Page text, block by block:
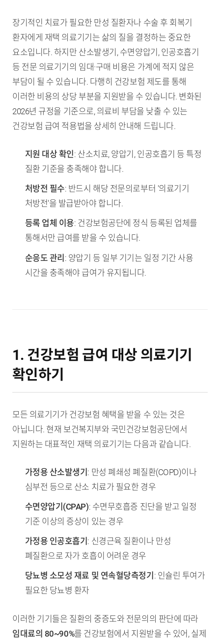
장기적인 치료가 필요한 만성 질환자나 수술 후 회복기
환자에게 재택 의료기기는 삶의 질을 결정하는 중요한
요소입니다. 하지만 산소발생기, 수면양압기, 인공호흡기
등 전문 의료기기의 임대·구매 비용은 가계에 적지 않은
부담이 될 수 있습니다. 다행히 건강보험 제도를 통해
이러한 비용의 상당 부분을 지원받을 수 있습니다. 변화된
2026년 규정을 기준으로, 의료비 부담을 낮출 수 있는
건강보험 급여 적용법을 상세히 안내해 드립니다.
TL;DR (핵심 요약)
지원 대상 확인: 산소치료, 양압기, 인공호흡기 등 특정
질환 기준을 충족해야 합니다.
처방전 필수: 반드시 해당 전문의로부터 '의료기기
처방전'을 발급받아야 합니다.
등록 업체 이용: 건강보험공단에 정식 등록된 업체를
통해서만 급여를 받을 수 있습니다.
순응도 관리 : 양압기 등 일부 기기는 일정 기간 사용
시간을 충족해야 급여가 유지됩니다.
1. 건강보험 급여 대상 의료기기
확인하기
모든 의료기기가 건강보험 혜택을 받을 수 있는 것은
아닙니다. 현재 보건복지부와 국민건강보험공단에서
지원하는 대표적인 재택 의료기기는 다음과 같습니다.
가정용 산소발생기 : 만성 폐쇄성 폐질환(COPD)이나
심부전 등으로 산소 치료가 필요한 경우
수면양압기(CPAP): 수면무호흡증 진단을 받고 일정
기준 이상의 증상이 있는 경우
가정용 인공호흡기 : 신경근육 질환이나 만성
폐질환으로 자가 호흡이 어려운 경우
당뇨병 소모성 재료 및 연속혈당측정기 : 인슐린 투여가
필요한 당뇨병 환자
이러한 기기들은 질환의 중증도와 전문의의 판단에 따라
임대료의 80~90%를 건강보험에서 지원받을 수 있어, 실제